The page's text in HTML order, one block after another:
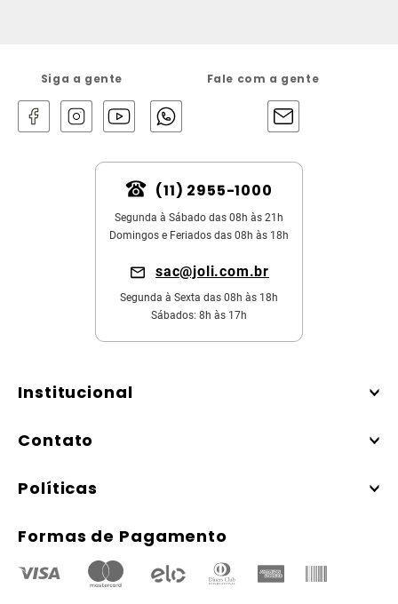
Siga a gente Fale com a gente
(11) 2955-1000
Segunda à Sábado das 08h às 21h
Domingos e Feriados das 08h às 18h
sac@joli.com.br
Segunda à Sexta das 08h às 18h
Sábados: 8h às 17h
Institucional
Contato
Políticas
Formas de Pagamento